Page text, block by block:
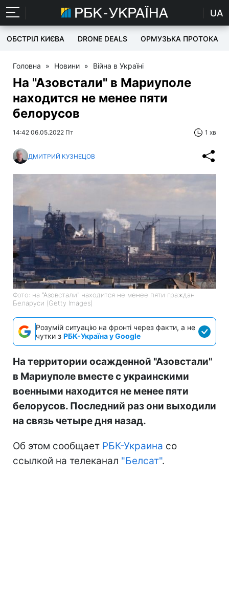
UA
ОБСТРІЛ КИЄВА DRONE DEALS ОРМУЗЬКА ПРОТОКА
Головна » Новини » Війна в Україні
На "Азовстали" в Мариуполе
находится не менее пяти
белорусов
14:42 06.05.2022 Пт 1 хв
ДМИТРИЙ КУЗНЕЦОВ
Фото: на "Азовстали" находится не менее пяти граждан
Беларуси (Getty Images)
Розумій ситуацію на фронті через факти, а не
чутки з РБК-Україна у Google
На территории осажденной "Азовстали"
в Мариуполе вместе с украинскими
военными находится не менее пяти
белорусов. Последний раз они выходили
на связь четыре дня назад.
Об этом сообщает РБК-Украина со
ссылкой на телеканал "Белсат".